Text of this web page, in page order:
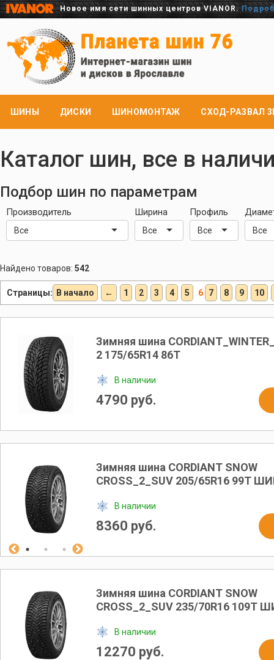
Новое имя сети шинных центров VIANOR.
ШИНЫ ДИСКИ ШИНОМОНТАЖ СХОД-РАЗВАЛ
Каталог шин, все в
Подбор шин по параметрам
Производитель
Все
Ширина
Все
Профиль
Все Все
Найдено товаров: 542
Страницы: В начало ← 1 2 3 4 5 6 7 8 9 10
Зимняя шина
2 175/65R14 86T
В наличии
4790 руб.
Зимняя шина CORDIANT SNOW
CROSS_2_SUV 205/65R16 99T
В наличии
8360 руб.
Зимняя шина CORDIANT SNOW
CROSS_2_SUV 235/70R16 109T
В наличии
12270 руб.